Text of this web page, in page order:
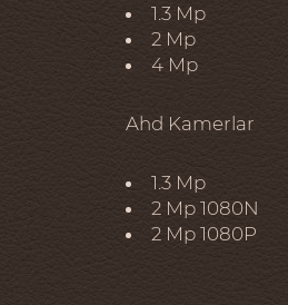
1.3 Mp
2 Mp
4 Mp
Ahd Kamerlar
1.3 Mp
2 Mp 1080N
2 Mp 1080P